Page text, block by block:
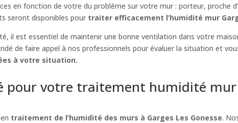
en fonction de votre du problème sur votre mur : porteur, proche
seront disponibles pour traiter efficacement l’humidité mur
il est essentiel de maintenir une bonne ventilation dans votre
de faire appel à nos professionnels pour évaluer la situation et
à votre situation.
pour votre traitement humidité mur
traitement de l’humidité des murs à Garges Les Gonesse.